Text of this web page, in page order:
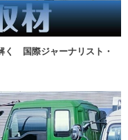
く 国際ジャーナリスト・